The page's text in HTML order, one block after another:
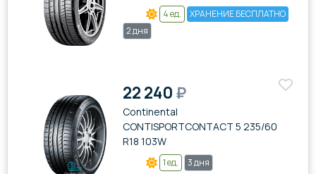
4 ед.
ХРАНЕНИЕ БЕСПЛАТНО
2 дня
22 240₽
Continental
CONTISPORTCONTACT 5 235/60
R18 103W
1 ед. 3 дня